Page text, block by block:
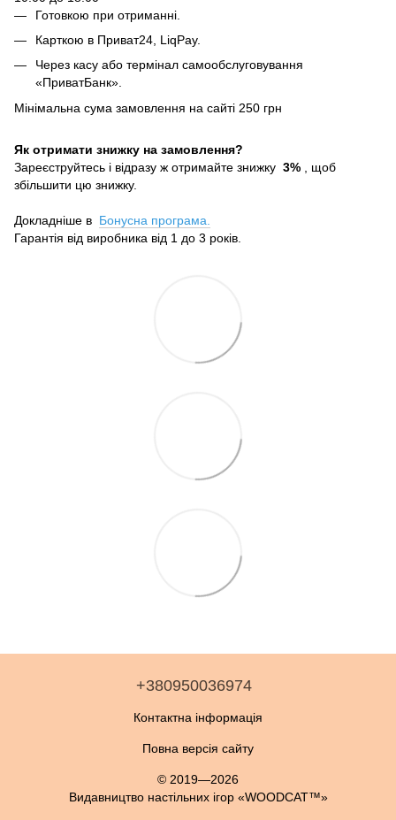
Готовкою при отриманні.
Карткою в Приват24, LiqPay.
Через касу або термінал самообслуговування
«ПриватБанк».
Мінімальна сума замовлення на сайті 250 грн
Як отримати знижку на замовлення?
Зареєструйтесь і відразу ж отримайте знижку 3% , щоб
збільшити цю знижку.
Докладніше в Бонусна програма.
Гарантія від виробника від 1 до 3 років.
+380950036974
Контактна інформація
Повна версія сайту
© 2019—2026
Видавництво настільних ігор «WOODCAT™»